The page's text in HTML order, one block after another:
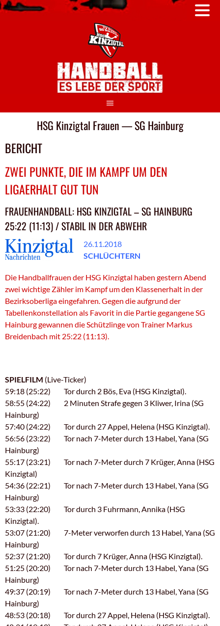
HSG Kinzigtal Frauen — SG Hainburg
BERICHT
ZWEI PUNKTE, DIE IM KAMPF UM DEN
LIGAERHALT GUT TUN
FRAUENHANDBALL: HSG KINZIGTAL – SG HAINBURG
25:22 (11:13) / STABIL IN DER ABWEHR
26.11.2018
SCHLÜCHTERN
Die Handballfrauen der HSG Kinzigtal haben gestern Abend
zwei wichtige Zähler im Kampf um den Klassenerhalt in der
Bezirksoberliga eingefahren. Gegen die aufgrund der
Tabellenkonstellation als Favorit in die Partie gegangene SG
Hainburg gewannen die Schützlinge von Trainer Markus
Breidenbach mit 25:22 (11:13).
SPIELFILM (Live-Ticker)
59:18 (25:22) Tor durch 2 Bös, Eva (HSG Kinzigtal).
58:55 (24:22) 2 Minuten Strafe gegen 3 Kliwer, Irina (SG
Hainburg)
57:40 (24:22) Tor durch 27 Appel, Helena (HSG Kinzigtal).
56:56 (23:22) Tor nach 7-Meter durch 13 Habel, Yana (SG
Hainburg)
55:17 (23:21) Tor nach 7-Meter durch 7 Krüger, Anna (HSG
Kinzigtal)
54:36 (22:21) Tor nach 7-Meter durch 13 Habel, Yana (SG
Hainburg)
53:33 (22:20) Tor durch 3 Fuhrmann, Annika (HSG
Kinzigtal).
53:07 (21:20) 7-Meter verworfen durch 13 Habel, Yana (SG
Hainburg)
52:37 (21:20) Tor durch 7 Krüger, Anna (HSG Kinzigtal).
51:25 (20:20) Tor nach 7-Meter durch 13 Habel, Yana (SG
Hainburg)
49:37 (20:19) Tor nach 7-Meter durch 13 Habel, Yana (SG
Hainburg)
48:53 (20:18) Tor durch 27 Appel, Helena (HSG Kinzigtal).